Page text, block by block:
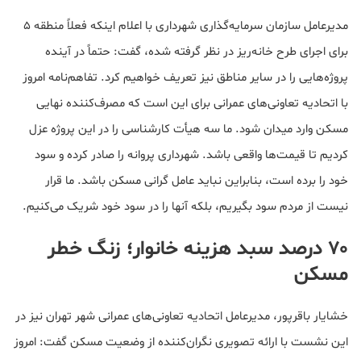
مدیرعامل سازمان سرمایه‌گذاری شهرداری با اعلام اینکه فعلاً منطقه ۵
برای اجرای طرح خانه‌ریز در نظر گرفته شده، گفت: حتماً در آینده
پروژه‌هایی را در سایر مناطق نیز تعریف خواهیم کرد. تفاهم‌نامه امروز
با اتحادیه تعاونی‌های عمرانی برای این است که مصرف‌کننده نهایی
مسکن وارد میدان شود. ما سه هیأت کارشناسی را در این پروژه عزل
کردیم تا قیمت‌ها واقعی باشد. شهرداری پروانه را صادر کرده و سود
خود را برده است، بنابراین نباید عامل گرانی مسکن باشد. ما قرار
نیست از مردم سود بگیریم، بلکه آنها را در سود خود شریک می‌کنیم.
۷۰ درصد سبد هزینه خانوار؛ زنگ خطر
مسکن
خشایار باقرپور، مدیرعامل اتحادیه تعاونی‌های عمرانی شهر تهران نیز در
این نشست با ارائه تصویری نگران‌کننده از وضعیت مسکن گفت: امروز